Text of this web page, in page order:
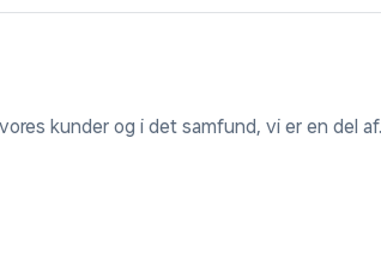
kunder og i det samfund, vi er en del af.